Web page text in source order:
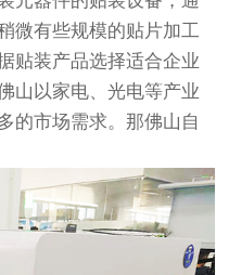
微有些规模的贴片加工
贴装产品选择适合企业
山以家电、光电等产业
的市场需求。那佛山自